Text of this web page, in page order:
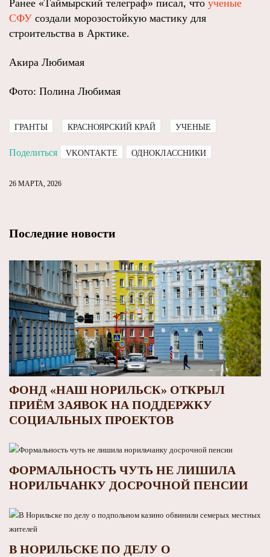
Ранее «Таймырский телеграф» писал, что ученые
СФУ создали морозостойкую мастику для
строительства в Арктике.
Акира Любимая
Фото: Полина Любимая
ГРАНТЫ КРАСНОЯРСКИЙ КРАЙ УЧЕНЫЕ
Поделиться VKONTAKTE ОДНОКЛАССНИКИ
26 МАРТА, 2026
Последние новости
ФОНД «НАШ НОРИЛЬСК» ОТКРЫЛ
ПРИЁМ ЗАЯВОК НА ПОДДЕРЖКУ
СОЦИАЛЬНЫХ ПРОЕКТОВ
ФОРМАЛЬНОСТЬ ЧУТЬ НЕ ЛИШИЛА
НОРИЛЬЧАНКУ ДОСРОЧНОЙ ПЕНСИИ
В НОРИЛЬСКЕ ПО ДЕЛУ О